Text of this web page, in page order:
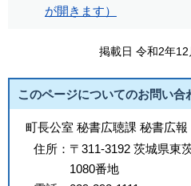
が開きます）
掲載日 令和2年12
このページについてのお問い合
町長公室 秘書広聴課 秘書広
住所： 〒311-3192 茨城県東
1080番地